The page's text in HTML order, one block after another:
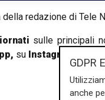
redazione di Tele
sulle principali
su Instagram
GDPR
anche